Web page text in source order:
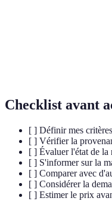
Checklist avant
[ ] Définir mes
[ ] Vérifier la
[ ] Évaluer l'état de la
[ ] S'informer sur la
[ ] Comparer avec
[ ] Considérer la
[ ] Estimer le prix